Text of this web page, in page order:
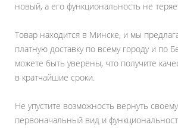
новый, а его функциональность не
Товар находится в Минске, и мы
платную доставку по всему городу и по
можете быть уверены, что получите
в кратчайшие сроки.
Не упустите возможность вернуть
первоначальный вид и